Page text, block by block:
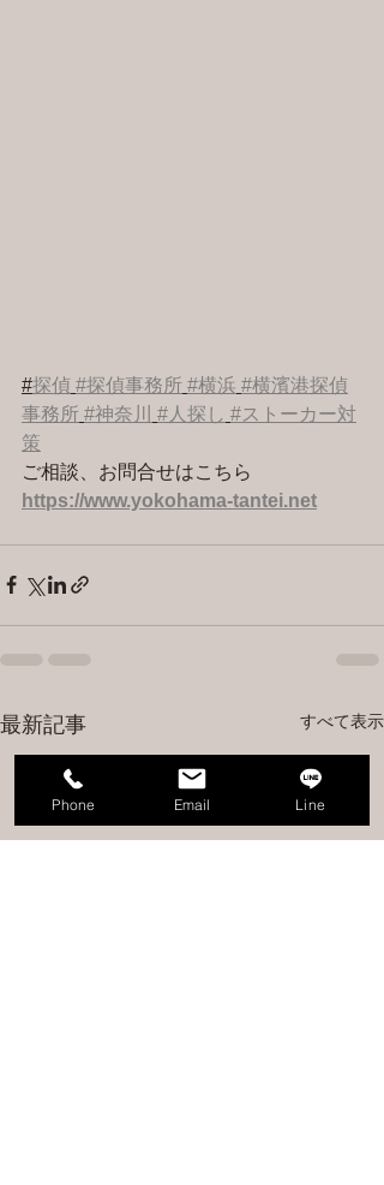
#探偵 #探偵事務所 #横浜 #横濱港探偵
事務所 #神奈川 #人探し #ストーカー対
策
ご相談、お問合せはこちら
https://www.yokohama-tantei.net
最新記事 すべて表示
Phone Email Line